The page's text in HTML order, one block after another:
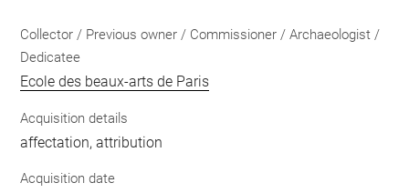
Collector / Previous owner / Commissioner / Archaeologist /
Dedicatee
Ecole des beaux-arts de Paris
Acquisition details
affectation, attribution
Acquisition date